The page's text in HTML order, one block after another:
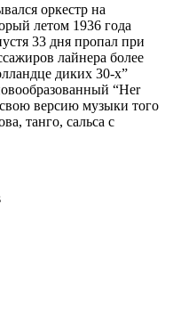
оркестр на
летом 1936 года
33 дня пропал при
лайнера более
диких 30-х”
“Her
свою версию музыки того
танго, сальса с